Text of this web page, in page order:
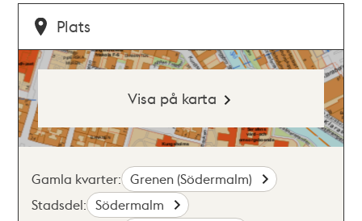
Plats
Visa på karta
Gamla kvarter: Grenen (Södermalm)
Stadsdel: Södermalm